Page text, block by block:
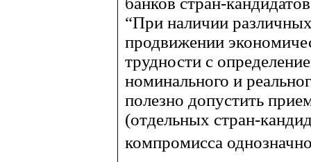
“При наличии
продвижении
трудности с
номинального и
полезно допустить
(отдельных стран-
компромисса